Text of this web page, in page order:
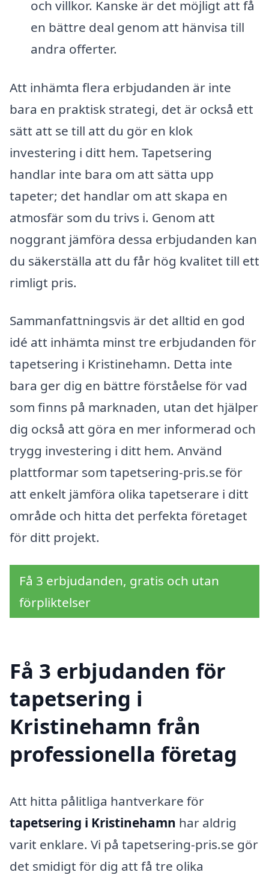
och villkor. Kanske är det möjligt att få
en bättre deal genom att hänvisa till
andra offerter.
Att inhämta flera erbjudanden är inte
bara en praktisk strategi, det är också ett
sätt att se till att du gör en klok
investering i ditt hem. Tapetsering
handlar inte bara om att sätta upp
tapeter; det handlar om att skapa en
atmosfär som du trivs i. Genom att
noggrant jämföra dessa erbjudanden kan
du säkerställa att du får hög kvalitet till ett
rimligt pris.
Sammanfattningsvis är det alltid en god
idé att inhämta minst tre erbjudanden för
tapetsering i Kristinehamn. Detta inte
bara ger dig en bättre förståelse för vad
som finns på marknaden, utan det hjälper
dig också att göra en mer informerad och
trygg investering i ditt hem. Använd
plattformar som tapetsering-pris.se för
att enkelt jämföra olika tapetserare i ditt
område och hitta det perfekta företaget
för ditt projekt.
Få 3 erbjudanden, gratis och utan
förpliktelser
Få 3 erbjudanden för
tapetsering i
Kristinehamn från
professionella företag
Att hitta pålitliga hantverkare för
tapetsering i Kristinehamn har aldrig
varit enklare. Vi på tapetsering-pris.se gör
det smidigt för dig att få tre olika